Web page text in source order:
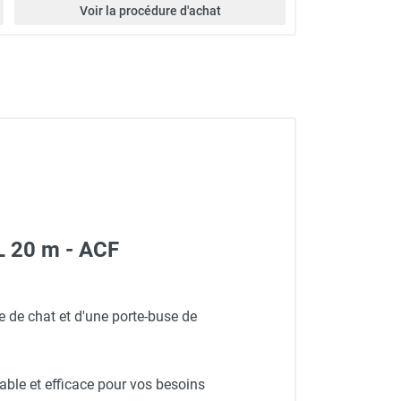
Voir la procédure d'achat
20 m - ACF
chat et d'une porte-buse de
et efficace pour vos besoins